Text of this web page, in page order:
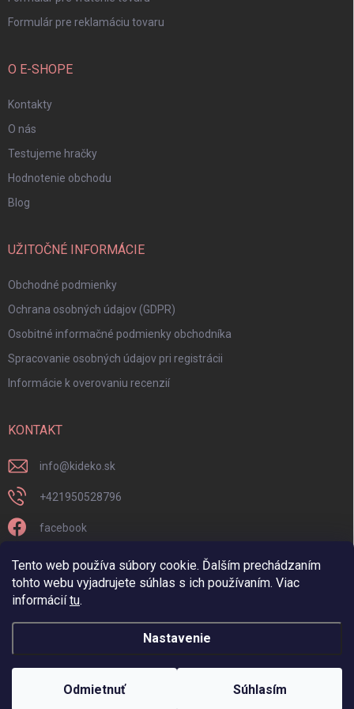
Tento web používa súbory cookie. Ďalším prechádzaním
tohto webu vyjadrujete súhlas s ich používaním. Viac
informáciítu.
Nastavenie
Odmietnuť Súhlasím
Formulár pre reklamáciu tovaru
O E-SHOPE
Kontakty
O nás
Testujeme hračky
Hodnotenie obchodu
Blog
UŽITOČNÉ INFORMÁCIE
Obchodné podmienky
Ochrana osobných údajov (GDPR)
Osobitné informačné podmienky obchodníka
Spracovanie osobných údajov pri registrácii
Informácie k overovaniu recenzií
KONTAKT
info@kideko.sk
+421950528796
facebook
kideko.sk/
Copyright 2026 . Všetky práva vyhradené.